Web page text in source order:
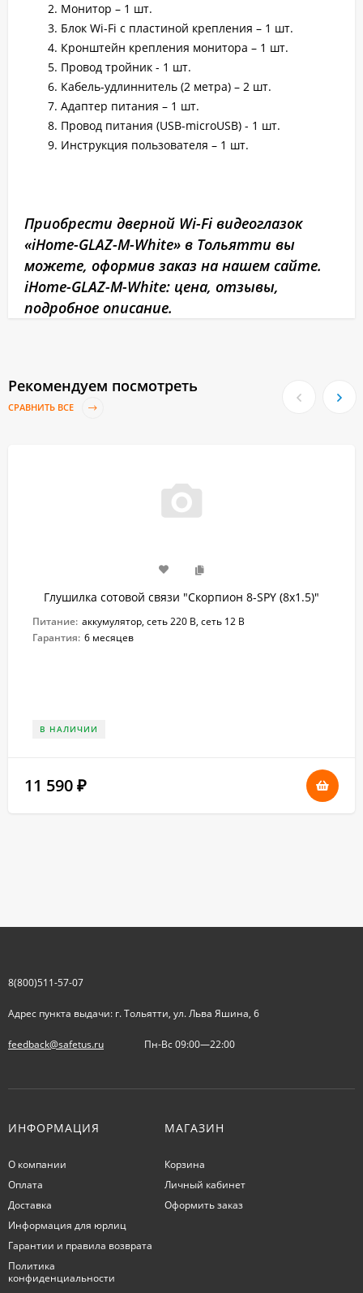
Монитор – 1 шт.
Блок Wi-Fi с пластиной крепления – 1 шт.
Кронштейн крепления монитора – 1 шт.
Провод тройник - 1 шт.
Кабель-удлиннитель (2 метра) – 2 шт.
Адаптер питания – 1 шт.
Провод питания (USB-microUSB) - 1 шт.
Инструкция пользователя – 1 шт.
Приобрести дверной Wi-Fi видеоглазок
«iHome-GLAZ-М-White» в Тольятти вы
можете, оформив заказ на нашем сайте.
iHome-GLAZ-М-White: цена, отзывы,
подробное описание.
Рекомендуем посмотреть
СРАВНИТЬ ВСЕ
Глушилка сотовой связи "Скорпион 8-SPY (8х1.5)"
Питание: аккумулятор, сеть 220 В, сеть 12 В
Гарантия: 6 месяцев
В НАЛИЧИИ
11 590 ₽
8(800)511-57-07
Адрес пункта выдачи: г. Тольятти, ул. Льва Яшина, 6
feedback@safetus.ru Пн-Вс 09:00—22:00
ИНФОРМАЦИЯ
О компании
Оплата
Доставка
Информация для юрлиц
Гарантии и правила возврата
Политика
конфиденциальности
МАГАЗИН
Корзина
Личный кабинет
Оформить заказ